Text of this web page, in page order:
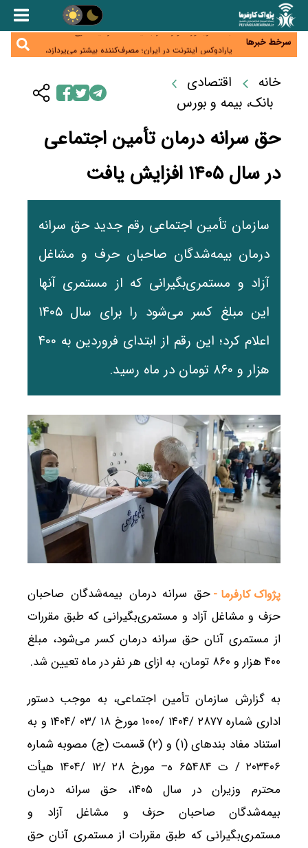
سرخط خبرها
زائران اربعین نگران ارز باقی‌مانده نباشند؛ خرید دینار در
جنگ کریدورها وارد فاز جدید شد؛ سرمایه‌گذاری ۳۴۵
میلیارد دلاری اوراسیا تا ۲۰۳۵
پارادوکس اینترنت در ایران؛ مصرف‌کننده بیشتر می‌پردازد،
شبکه کمتر توسعه می‌یابد
جدید سیاست‌های مالیاتی در حمایت از تولید
معمای تأمین ۸۰ همت معوقات بازنشستگان؛ بانک رفاه
وارد میدان شد
خانه
اقتصادی
بانک، بیمه و بورس
حق سرانه درمان تأمین اجتماعی
در سال ۱۴۰۵ افزایش یافت
سازمان تأمین اجتماعی رقم جدید حق سرانه
درمان بیمه‌شدگان صاحبان حرف و مشاغل
آزاد و مستمری‌بگیرانی که از مستمری آنها
این مبلغ کسر می‌شود را برای سال ۱۴۰۵
اعلام کرد؛ این رقم از ابتدای فروردین به ۴۰۰
هزار و ۸۶۰ تومان در ماه رسید.
پژواک کارفرما - حق سرانه درمان بیمه‌شدگان صاحبان
حرَف و مشاغل آزاد و مستمری‌بگیرانی که طبق مقررات
از مستمری آنان حق سرانه درمان کسر می‌شود، مبلغ
۴۰۰ هزار و ۸۶۰ تومان، به ازای هر نفر در ماه تعیین شد.
به گزارش سازمان تأمین اجتماعی، به موجب دستور
اداری شماره ۲۸۷۷ /۱۴۰۴ /۱۰۰۰ مورخ ۱۸ /۰۳ /۱۴۰۴ و به
استناد مفاد بندهای (۱) و (۲) قسمت (ج) مصوبه شماره
۲۰۳۴۰۶ / ت ۶۵۴۸۴ ه– مورخ ۲۸ /۱۲ /۱۴۰۴ هیأت
محترم وزیران در سال ۱۴۰۵، حق سرانه درمان
بیمه‌شدگان صاحبان حرَف و مشاغل آزاد و
مستمری‌بگیرانی که طبق مقررات از مستمری آنان حق